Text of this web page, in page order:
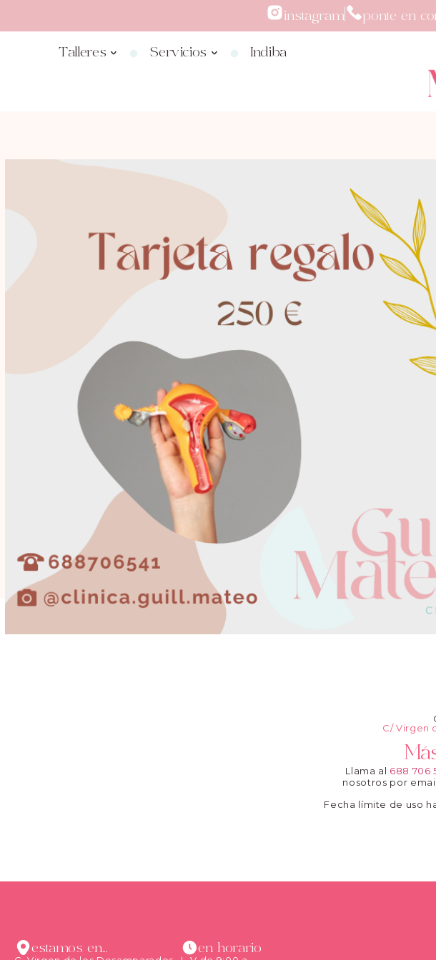
instagram ponte en
Talleres
Servicios Indiba
C/ Virgen
Llama al 688 706
nosotros por
Fecha límite de uso
estamos en... en horario